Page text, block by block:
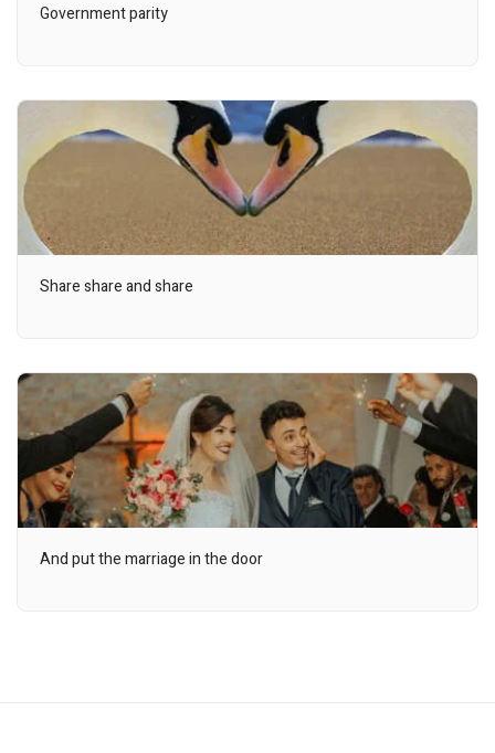
Government parity
Share share and share
And put the marriage in the door